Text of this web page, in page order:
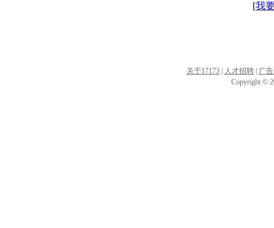
[我
关于17173 人才招聘
广
Copyright ©